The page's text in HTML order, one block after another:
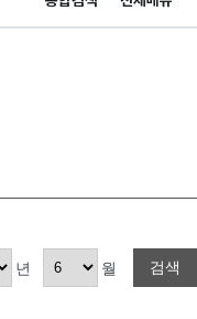
년 월 검색